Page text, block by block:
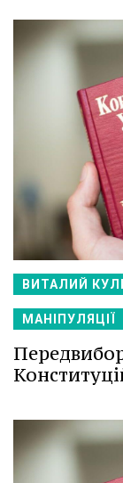
ВИТАЛИЙ
МАНІПУЛЯЦІЇ